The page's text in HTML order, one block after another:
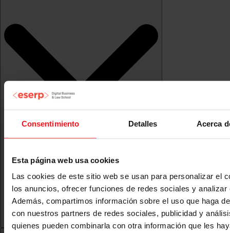
Consentimiento Detalles Acerca
Esta página web usa cookies
Las cookies de este sitio web se usan para personalizar el
los anuncios, ofrecer funciones de redes sociales y analizar
Además, compartimos información sobre el uso que haga
con nuestros partners de redes sociales, publicidad y
quienes pueden combinarla con otra información que les